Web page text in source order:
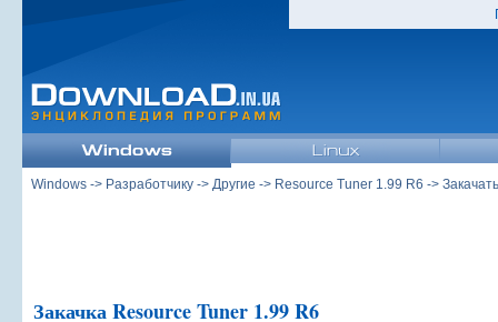
Windows -> Разработчику -> Другие -> Resource Tuner 1.99 R6 -> Закачать
Закачка Resource Tuner 1.99 R6